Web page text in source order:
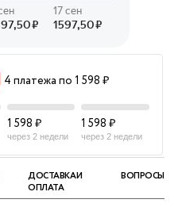
4 платежа по 1 598 ₽
1 598 ₽
через 2 недели
1 598 ₽
через 2 недели
ДОСТАВКА И
ОПЛАТА
ВОПРОСЫ